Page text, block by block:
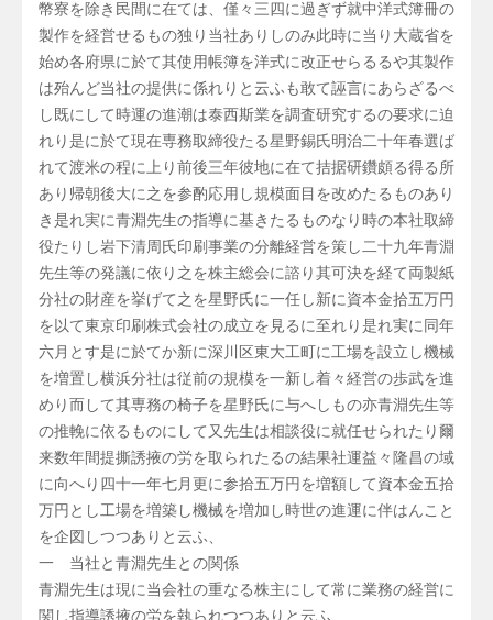
幣寮を除き民間に在ては、僅々三四に過ぎず就中洋式簿冊の
製作を経営せるもの独り当社ありしのみ此時に当り大蔵省を
始め各府県に於て其使用帳簿を洋式に改正せらるるや其製作
は殆んど当社の提供に係れりと云ふも敢て誣言にあらざるべ
し既にして時運の進潮は泰西斯業を調査研究するの要求に迫
れり是に於て現在専務取締役たる星野錫氏明治二十年春選ば
れて渡米の程に上り前後三年彼地に在て拮据研鑽頗る得る所
あり帰朝後大に之を参酌応用し規模面目を改めたるものあり
き是れ実に青淵先生の指導に基きたるものなり時の本社取締
役たりし岩下清周氏印刷事業の分離経営を策し二十九年青淵
先生等の発議に依り之を株主総会に諮り其可決を経て両製紙
分社の財産を挙げて之を星野氏に一任し新に資本金拾五万円
を以て東京印刷株式会社の成立を見るに至れり是れ実に同年
六月とす是に於てか新に深川区東大工町に工場を設立し機械
を増置し横浜分社は従前の規模を一新し着々経営の歩武を進
めり而して其専務の椅子を星野氏に与へしもの亦青淵先生等
の推輓に依るものにして又先生は相談役に就任せられたり爾
来数年間提撕誘掖の労を取られたるの結果社運益々隆昌の域
に向へり四十一年七月更に参拾五万円を増額して資本金五拾
万円とし工場を増築し機械を増加し時世の進運に伴はんこと
を企図しつつありと云ふ、
一 当社と青淵先生との関係
青淵先生は現に当会社の重なる株主にして常に業務の経営に
関し指導誘掖の労を執られつつありと云ふ、